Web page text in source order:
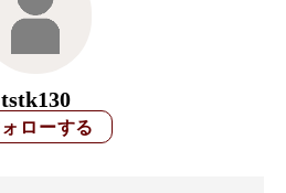
tstk130